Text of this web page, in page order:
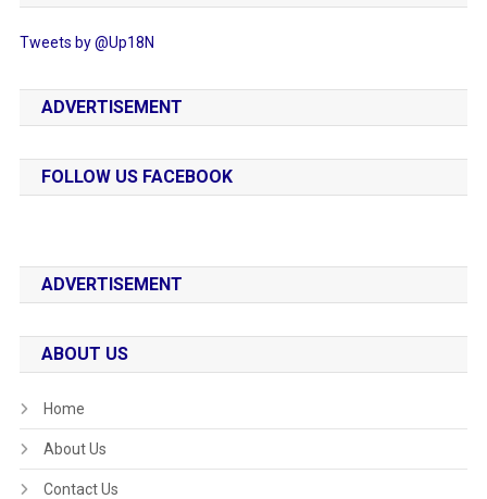
Tweets by @Up18N
ADVERTISEMENT
FOLLOW US FACEBOOK
ADVERTISEMENT
ABOUT US
Home
About Us
Contact Us